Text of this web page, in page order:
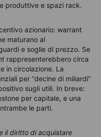
produttive e spazi rack.
azionario: warrant
maturano al
e soglie di prezzo. Se
rappresenterebbero circa
in circolazione. La
per “decine di miliardi”
sugli utili. In breve:
per capitale, e una
le parti.
il diritto di acquistare